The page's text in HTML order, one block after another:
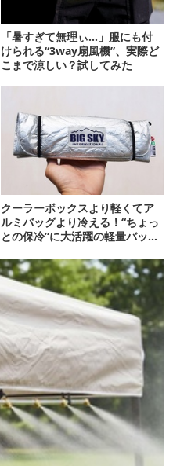
「暑すぎて無理ぃ…」服にも付
けられる“3way扇風機”、実際ど
こまで涼しい？試してみた
クーラーボックスより軽くてア
ルミバッグより冷える！“ちょっ
との保冷”に大活躍の軽量バッグ